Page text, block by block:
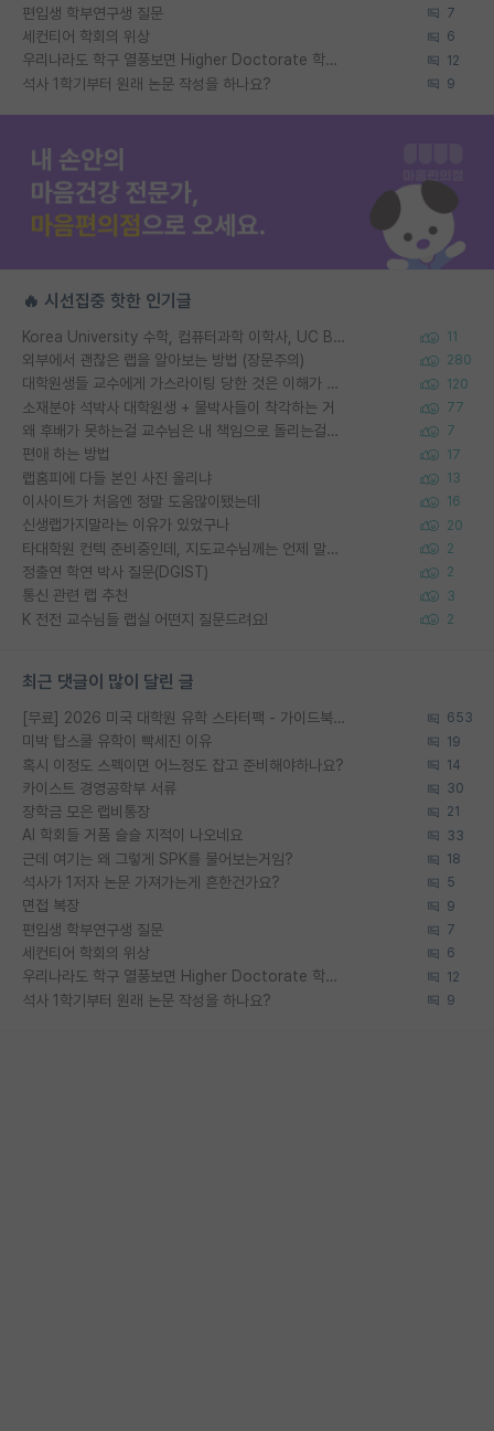
편입생 학부연구생 질문 7
세컨티어 학회의 위상 6
우리나라도 학구 열풍보면 Higher Doctorate 학위가 필요하다고 봅니다. 12
석사 1학기부터 원래 논문 작성을 하나요? 9
🔥 시선집중 핫한 인기글
Korea University 수학, 컴퓨터과학 이학사, UC Berkeley 산업공학 대학원 공학박사가 되는 것은 쉽지 않겠죠? 11
외부에서 괜찮은 랩을 알아보는 방법 (장문주의) 280
대학원생들 교수에게 가스라이팅 당한 것은 이해가 갑니다. 안타깝네요. 120
소재분야 석박사 대학원생 + 물박사들이 착각하는 거 77
왜 후배가 못하는걸 교수님은 내 책임으로 돌리는걸까요? 7
편애 하는 방법 17
랩홈피에 다들 본인 사진 올리냐 13
이사이트가 처음엔 정말 도움많이됐는데 16
신생랩가지말라는 이유가 있었구나 20
타대학원 컨텍 준비중인데, 지도교수님께는 언제 말씀드려야 할까요? 2
정출연 학연 박사 질문(DGIST) 2
통신 관련 랩 추천 3
K 전전 교수님들 랩실 어떤지 질문드려요! 2
최근 댓글이 많이 달린 글
[무료] 2026 미국 대학원 유학 스타터팩 - 가이드북 & 합격자 컨택메일 템플릿 653
미박 탑스쿨 유학이 빡세진 이유 19
혹시 이정도 스펙이면 어느정도 잡고 준비해야하나요? 14
카이스트 경영공학부 서류 30
장학금 모은 랩비통장 21
AI 학회들 거품 슬슬 지적이 나오네요 33
근데 여기는 왜 그렇게 SPK를 물어보는거임? 18
석사가 1저자 논문 가져가는게 흔한건가요? 5
면접 복장 9
편입생 학부연구생 질문 7
세컨티어 학회의 위상 6
우리나라도 학구 열풍보면 Higher Doctorate 학위가 필요하다고 봅니다. 12
석사 1학기부터 원래 논문 작성을 하나요? 9